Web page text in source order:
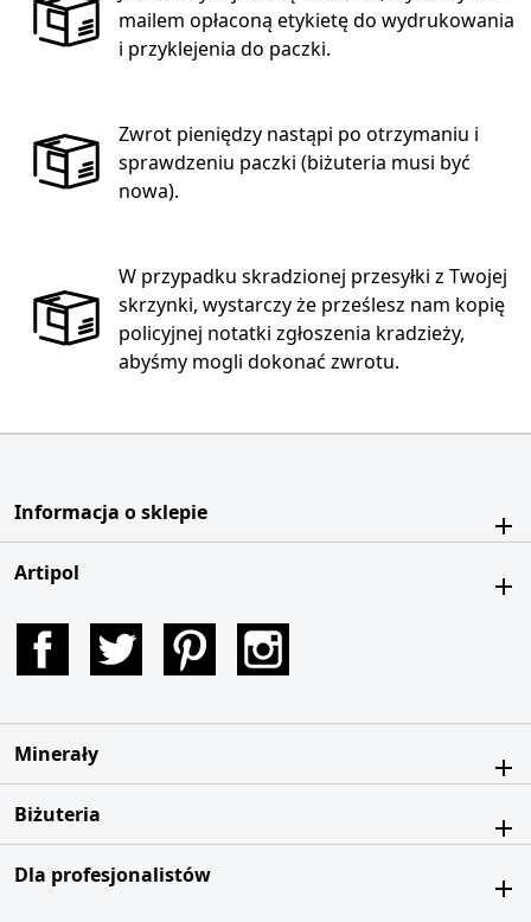
mailem opłaconą etykietę do wydrukowania
i przyklejenia do paczki.
Zwrot pieniędzy nastąpi po otrzymaniu i
sprawdzeniu paczki (biżuteria musi być
nowa).
W przypadku skradzionej przesyłki z Twojej
skrzynki, wystarczy że prześlesz nam kopię
policyjnej notatki zgłoszenia kradzieży,
abyśmy mogli dokonać zwrotu.
Informacja o sklepie
Artipol
Facebook Twitter Pinterest
Minerały
Biżuteria
Dla profesjonalistów